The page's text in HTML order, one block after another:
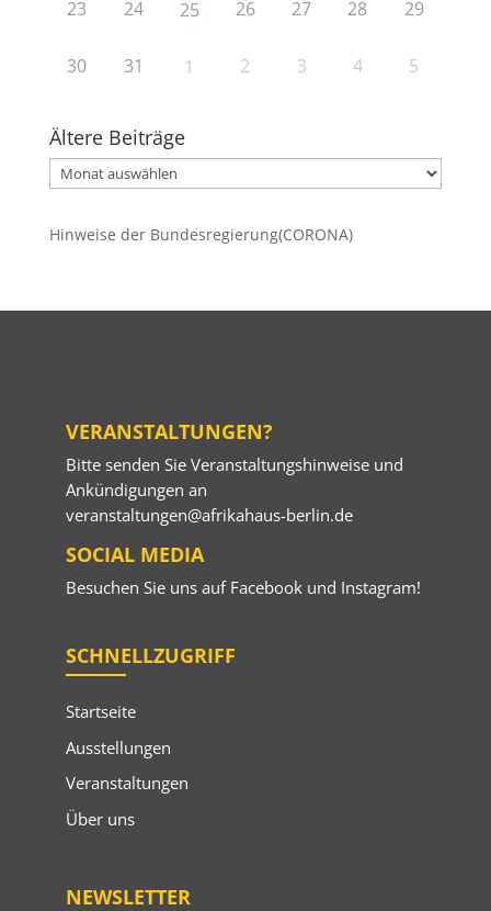
23 24 25 26 27 28 29
30 31 1 2 3 4 5
Ältere Beiträge
Ältere
Beiträge
Hinweise der Bundesregierung(CORONA)
VERANSTALTUNGEN?
Bitte senden Sie Veranstaltungshinweise und
Ankündigungen an
veranstaltungen@afrikahaus-berlin.de
SOCIAL MEDIA
Besuchen Sie uns auf Facebookund Instagram!
SCHNELLZUGRIFF
Startseite
Ausstellungen
Veranstaltungen
Über uns
NEWSLETTER